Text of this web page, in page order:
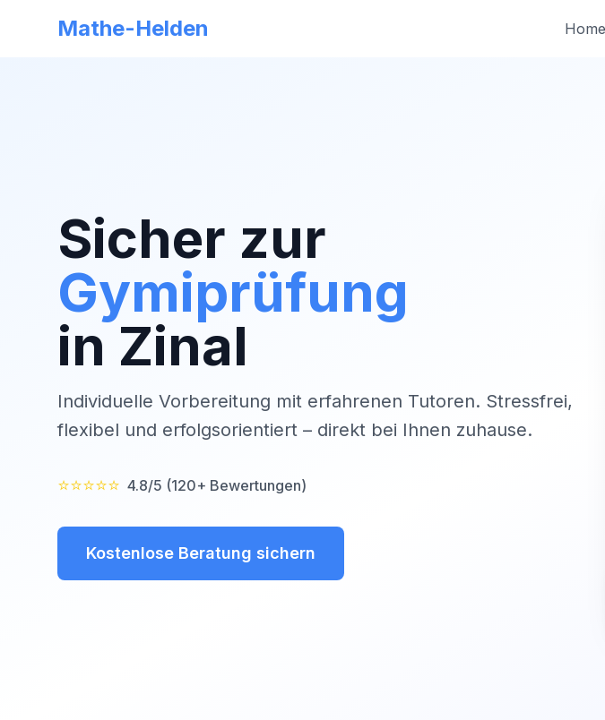
Mathe-Helden Home
Sicher zur
Gymiprüfung
in Zinal
Individuelle Vorbereitung mit erfahrenen Tutoren. Stressfrei,
flexibel und erfolgsorientiert – direkt bei Ihnen zuhause.
⭐⭐⭐⭐⭐ 4.8/5 (120+ Bewertungen)
Kostenlose Beratung sichern